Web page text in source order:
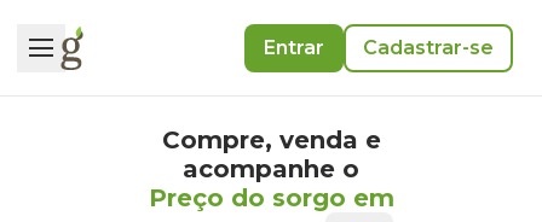
Entrar Cadastrar-se
Compre, venda e
acompanhe o
Preço do sorgo em